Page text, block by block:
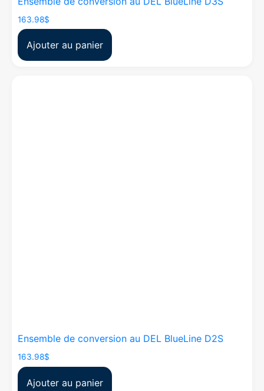
163.98$
Ajouter au panier
Ensemble de conversion au DEL BlueLine D2S
163.98$
Ajouter au panier